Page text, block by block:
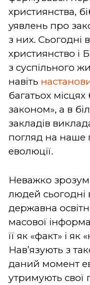
християнства,
уявлень про
з них. Сьогодні
християнство і
з суспільного
навіть
багатьох
законом», а в
закладів
погляд на наше
еволюції.
Неважко
людей сьогодні
державна
масової
її як «факт» і
Нав’язують з
даний момент
утримують свої